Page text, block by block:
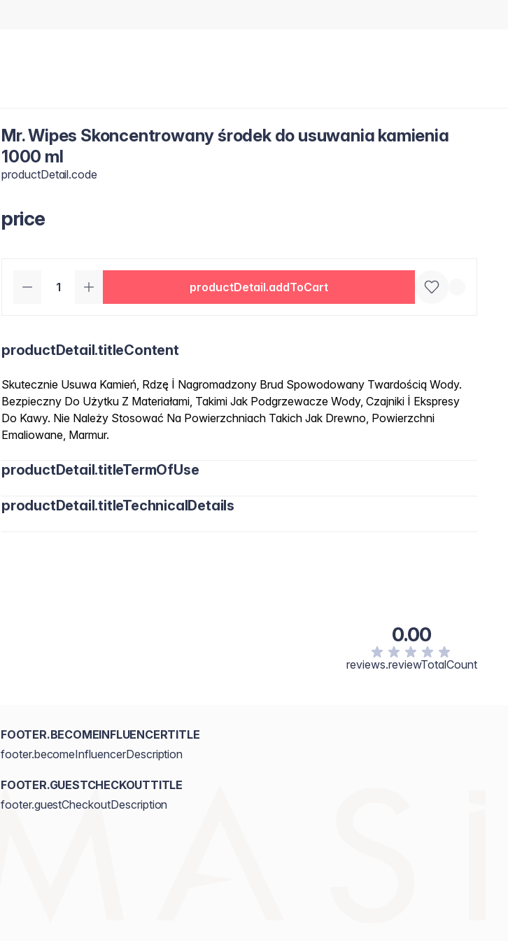
Mr. Wipes Skoncentrowany środek do usuwania kamienia
1000 ml
productDetail.code
price
productDetail.addToCart
productDetail.titleContent
Skutecznie Usuwa Kamień, Rdzę İ Nagromadzony Brud Spowodowany Twardością Wody.
Bezpieczny Do Użytku Z Materiałami, Takimi Jak Podgrzewacze Wody, Czajniki İ Ekspresy
Do Kawy. Nie Należy Stosować Na Powierzchniach Takich Jak Drewno, Powierzchni
Emaliowane, Marmur.
productDetail.titleTermOfUse
productDetail.titleTechnicalDetails
0.00
reviews.reviewTotalCount
FOOTER.BECOMEINFLUENCERTITLE
footer.becomeInfluencerDescription
FOOTER.GUESTCHECKOUTTITLE
footer.guestCheckoutDescription